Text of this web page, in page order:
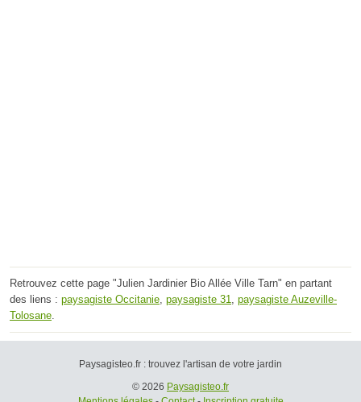
Retrouvez cette page "Julien Jardinier Bio Allée Ville Tarn" en partant
des liens : paysagiste Occitanie paysagiste 31
paysagiste Auzeville-
Tolosane
Paysagisteo.fr : trouvez l'artisan de votre jardin
© 2026 Paysagisteo.fr